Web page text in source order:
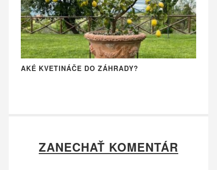
AKÉ KVETINÁČE DO ZÁHRADY?
ZANECHAŤ KOMENTÁR